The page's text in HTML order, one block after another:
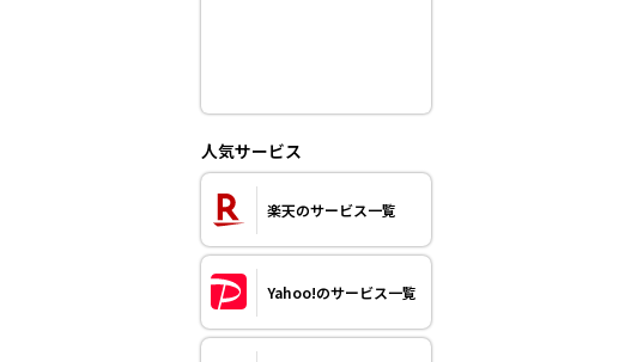
人気サービス
楽天のサービス一覧
Yahoo!のサービス一覧